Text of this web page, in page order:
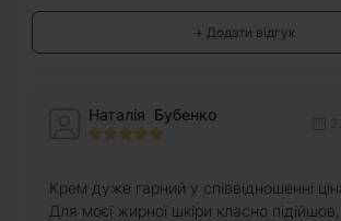
+ Додати відгук
Наталія Бубенко
Крем дуже гарний у співвідношенні
Для моєї жирної шкіри класно